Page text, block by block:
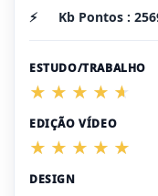
⚡
Kb Pontos :
ESTUDO/TRABALHO
EDIÇÃO VÍDEO
DESIGN